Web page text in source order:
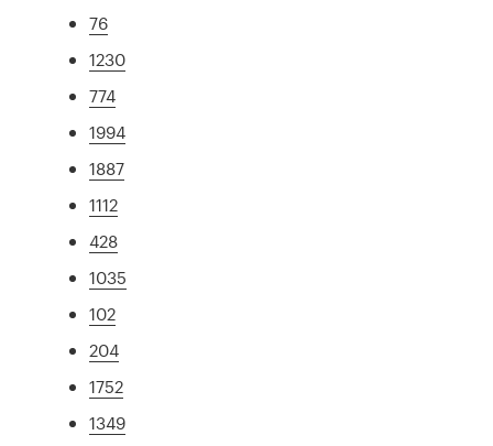
76
1230
774
1994
1887
1112
428
1035
102
204
1752
1349